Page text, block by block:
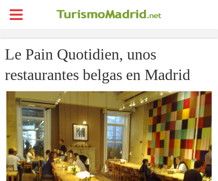
Le Pain Quotidien, unos
restaurantes belgas en Madrid